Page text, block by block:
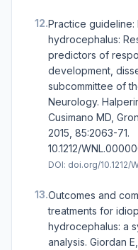
12.Practice guideline:
hydrocephalus:
predictors of
development,
subcommittee of
Neurology.
Cusimano MD,
2015, 85:2063-71.
10.1212/
DOI: doi.org/
13.Outcomes and
treatments for
hydrocephalus: a
analysis. Giordan